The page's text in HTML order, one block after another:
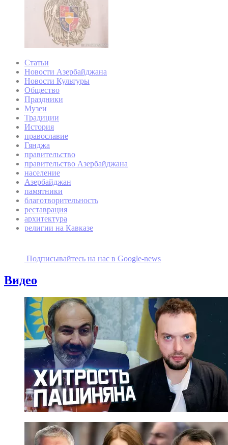
Статьи
Новости Азербайджана
Новости Культуры
Общество
Праздники
Музеи
Традиции
История
православие
Гянджа
правительство
правительство Азербайджана
население
Азербайджан
памятники
благотворительность
реставрация
архитектура
религии на Кавказе
Подписывайтесь на наc в Google-news
Видео